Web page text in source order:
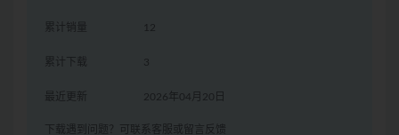
累计销量 12
累计下载 3
最近更新 2026年04月20日
下载遇到问题？可联系客服或留言反馈